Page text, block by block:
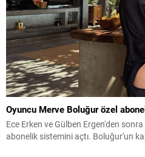
Oyuncu Merve Boluğur özel
Ece Erken ve Gülben Ergen'den
abonelik sistemini açtı. Boluğur'un